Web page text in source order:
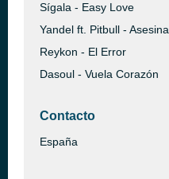
Sígala - Easy Love
Yandel ft. Pitbull - Asesina
Reykon - El Error
Dasoul - Vuela Corazón
Contacto
España